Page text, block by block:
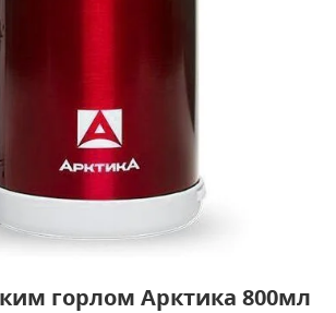
горлом Арктика 800мл